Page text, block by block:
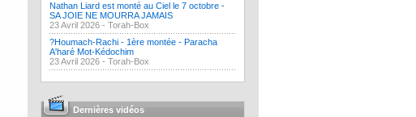
Nathan Liard est monté au Ciel le 7 octobre -
SA JOIE NE MOURRA JAMAIS
23 Avril 2026 - Torah-Box
?Houmach-Rachi - 1ère montée - Paracha
A'haré Mot-Kédochim
23 Avril 2026 - Torah-Box
Dernières vidéos